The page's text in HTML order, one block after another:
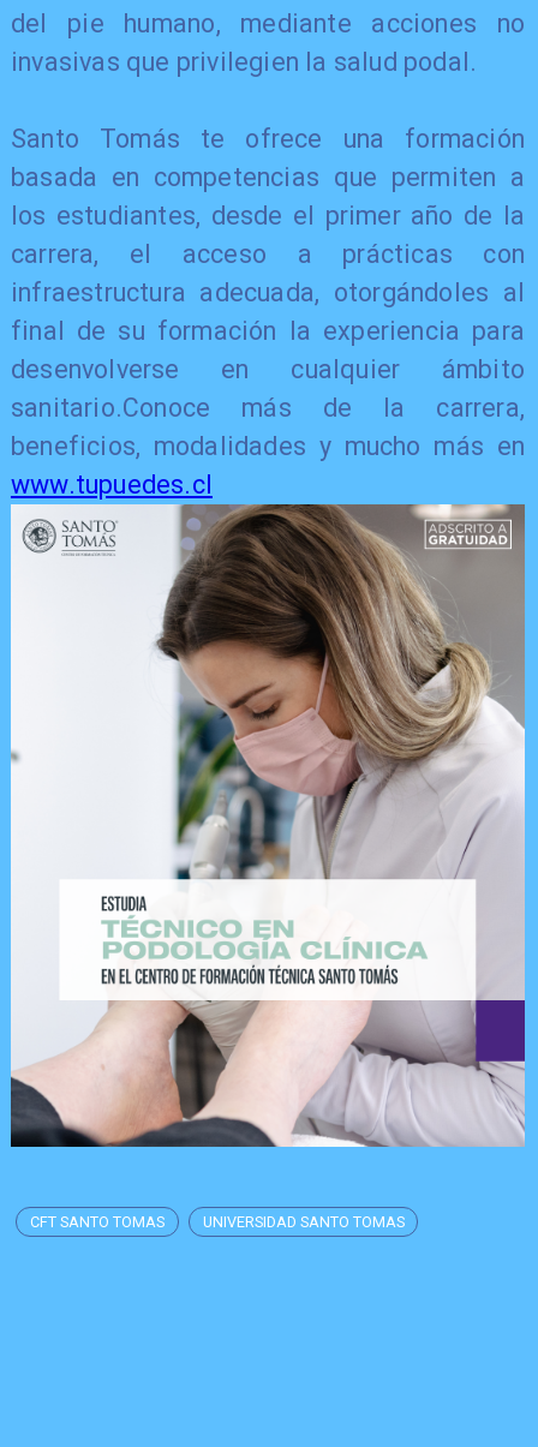
del pie humano, mediante acciones no
invasivas que privilegien la salud podal.
Santo Tomás te ofrece una formación
basada en competencias que permiten a
los estudiantes, desde el primer año de la
carrera, el acceso a prácticas con
infraestructura adecuada, otorgándoles al
final de su formación la experiencia para
desenvolverse en cualquier ámbito
sanitario.Conoce más de la carrera,
beneficios, modalidades y mucho más en
www.tupuedes.cl
CFT SANTO TOMAS UNIVERSIDAD SANTO TOMAS